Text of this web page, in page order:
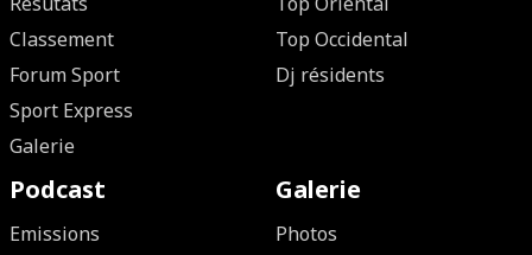
Classement
Forum Sport
Sport Express
Galerie
Top Occidental
Dj résidents
Podcast
Emissions
Galerie
Photos